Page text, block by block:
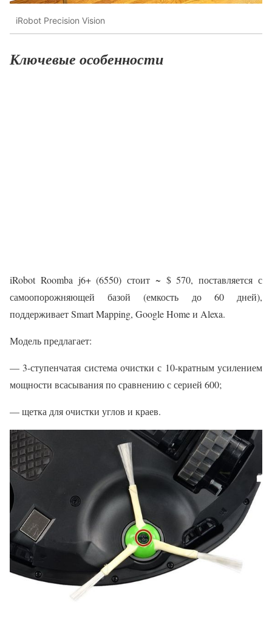
iRobot Precision Vision
Ключевые особенности
iRobot Roomba j6+ (6550) стоит ~ $ 570, поставляется с
самоопорожняющей базой (емкость до 60 дней),
поддерживает Smart Mapping, Google Home и Alexa.
Модель предлагает:
— 3-ступенчатая система очистки с 10-кратным усилением
мощности всасывания по сравнению с серией 600;
— щетка для очистки углов и краев.